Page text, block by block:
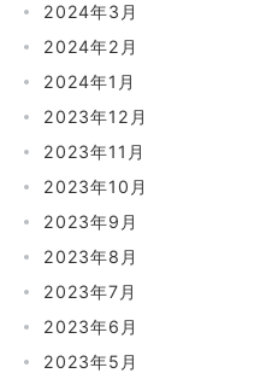
2024年3月
2024年2月
2024年1月
2023年12月
2023年11月
2023年10月
2023年9月
2023年8月
2023年7月
2023年6月
2023年5月